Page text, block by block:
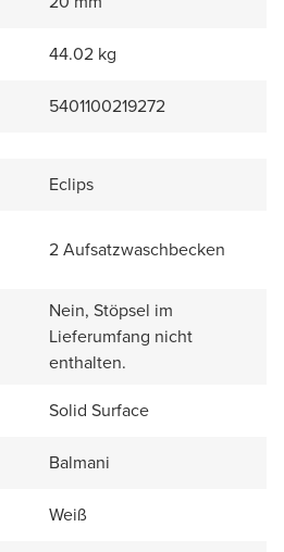
44.02 kg
5401100219272
Eclips
2 Aufsatzwaschbecken
Nein, Stöpsel im
Lieferumfang nicht
enthalten.
Solid Surface
Balmani
Weiß